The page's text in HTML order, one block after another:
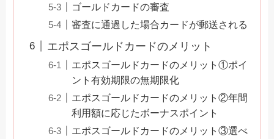
ゴールドカードの審査
審査に通過した場合カードが郵送される
エポスゴールドカードのメリット
エポスゴールドカードのメリット①ポイ
ント有効期限の無期限化
エポスゴールドカードのメリット②年間
利用額に応じたボーナスポイント
エポスゴールドカードのメリット③選べ